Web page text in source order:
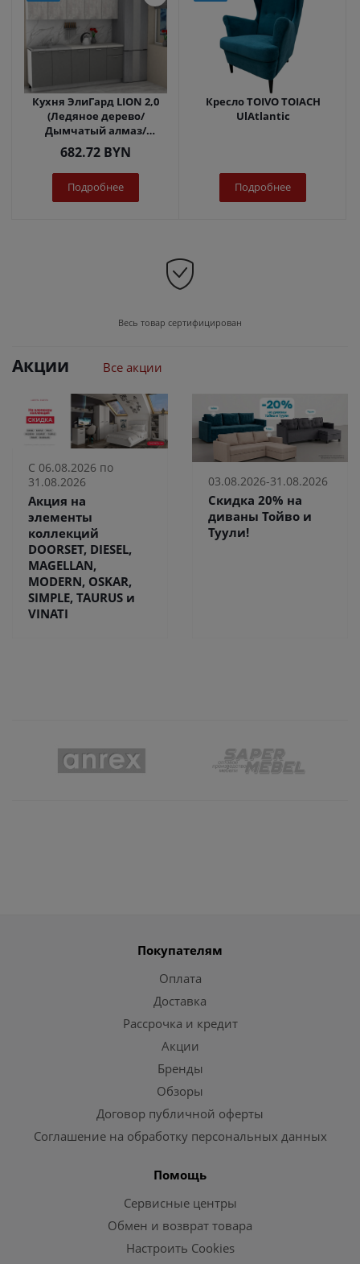
Кухня ЭлиГард LION 2,0
(Ледяное дерево/
Дымчатый алмаз/
Королевский опал)
682.72 BYN
Подробнее
Кресло TOIVO TOIACH
UlAtlantic
Подробнее
Весь товар сертифицирован
Акции Все акции
С 06.08.2026 по
31.08.2026
Акция на
элементы
коллекций
DOORSET, DIESEL,
MAGELLAN,
MODERN, OSKAR,
SIMPLE, TAURUS и
VINATI
03.08.2026-31.08.2026
Скидка 20% на
диваны Тойво и
Туули!
Покупателям
Оплата
Доставка
Рассрочка и кредит
Акции
Бренды
Обзоры
Договор публичной оферты
Соглашение на обработку персональных данных
Помощь
Сервисные центры
Обмен и возврат товара
Настроить Cookies